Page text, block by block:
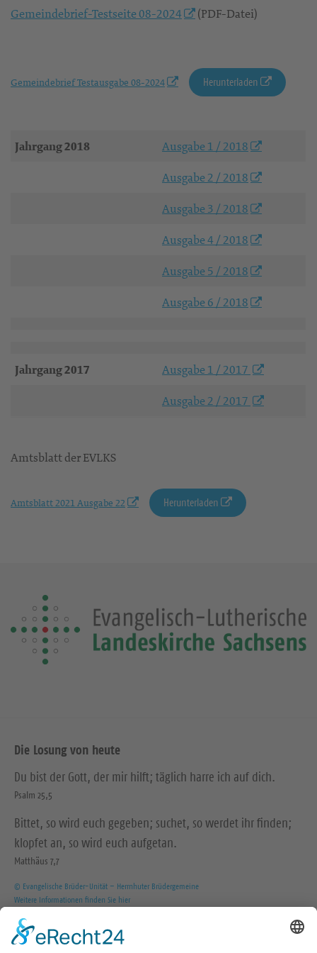
Gemeindebrief-Testseite 08-2024 (PDF-Datei)
Gemeindebrief Testausgabe 08-2024 Herunterladen
Jahrgang 2018
Ausgabe 1 / 2018
Ausgabe 2 / 2018
Ausgabe 3 / 2018
Ausgabe 4 / 2018
Ausgabe 5 / 2018
Ausgabe 6 / 2018
Jahrgang 2017
Ausgabe 1 / 2017
Ausgabe 2 / 2017
Amtsblatt der EVLKS
Amtsblatt 2021 Ausgabe 22 Herunterladen
Die Losung von heute
Du bist der Gott, der mir hilft; täglich harre ich auf dich.
Psalm 25,5
Bittet, so wird euch gegeben; suchet, so werdet ihr finden;
klopfet an, so wird euch aufgetan.
Matthäus 7,7
© Evangelische Brüder-Unität – Herrnhuter Brüdergemeine
Weitere Informationen finden Sie hier
Wir in den sozialen Medien